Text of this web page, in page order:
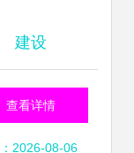
建设
查看详情
2026-08-06